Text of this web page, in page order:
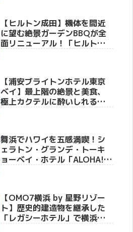
【ヒルトン成田】機体を間近
に望む絶景ガーデンBBQが全
面リニューアル！「ヒルトン
【浦安ブライトンホテル東京
ベイ】最上階の絶景と美食、
極上カクテルに酔いしれる
舞浜でハワイを五感満喫！シ
ェラトン・グランデ・トーキ
ョーベイ・ホテル「ALOHA!
【OMO7横浜 by 星野リゾー
ト】歴史的建造物を継承した
「レガシーホテル」で横浜の